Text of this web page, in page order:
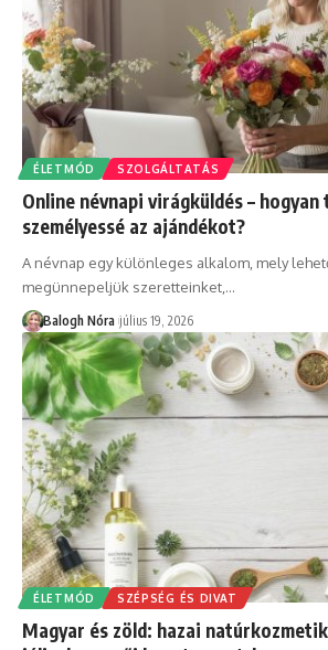
ÉLETMÓD SZOLGÁLTATÁS
Online névnapi virágküldés –
személyessé az ajándékot?
A névnap egy különleges alkalom, mely
megünnepeljük szeretteinket, …
Balogh Nóra július 19, 2026
ÉLETMÓD SZÉPSÉG ÉS DIVAT
Magyar és zöld: hazai